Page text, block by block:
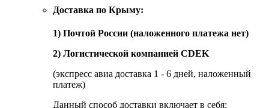
Доставка по Крыму:
1) Почтой России (наложенного платежа нет)
2) Логистической компанией CDEK
(экспресс авиа доставка 1 - 6 дней, наложенный
платеж)
Данный способ доставки включает в себя: